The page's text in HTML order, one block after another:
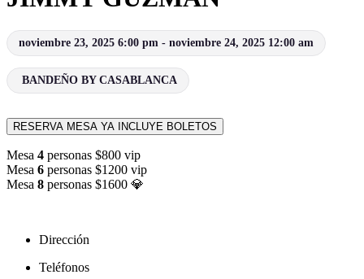
noviembre 23, 2025 6:00 pm - noviembre 24, 2025 12:00 am
BANDEÑO BY CASABLANCA
RESERVA MESA YA INCLUYE BOLETOS
Mesa 4 personas $800 vip
Mesa 6 personas $1200 vip
Mesa 8 personas $1600 💎
Dirección
Teléfonos